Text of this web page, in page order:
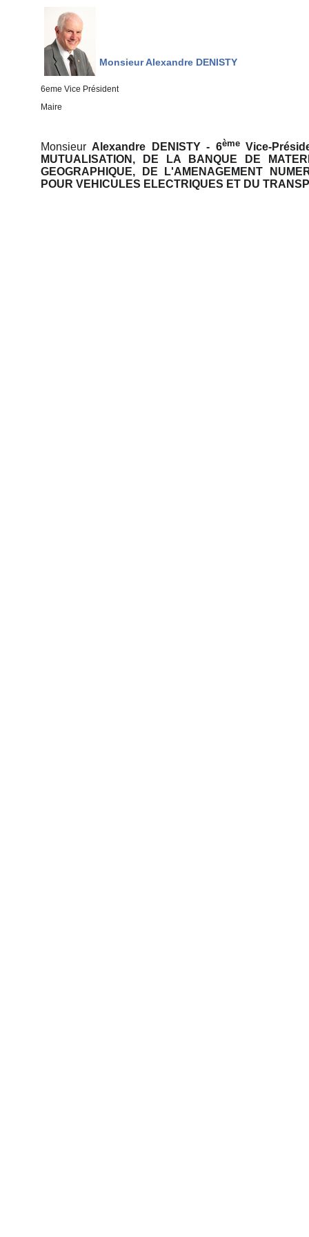
Monsieur Alexandre DENISTY
6eme Vice Président
Maire
Monsieur Alexandre DENISTY - 6èmeVice-
MUTUALISATION, DE LA BANQUE DE
GEOGRAPHIQUE, DE L'AMENAGEMENT
POUR VEHICULES ELECTRIQUES ET DU